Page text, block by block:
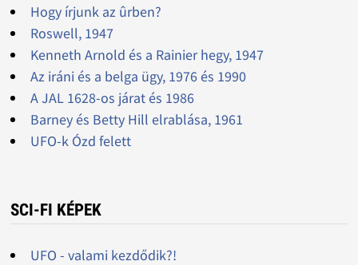
Hogy írjunk az ûrben?
Roswell, 1947
Kenneth Arnold és a Rainier hegy, 1947
Az iráni és a belga ügy, 1976 és 1990
A JAL 1628-os járat és 1986
Barney és Betty Hill elrablása, 1961
UFO-k Ózd felett
SCI-FI KÉPEK
UFO - valami kezdődik?!